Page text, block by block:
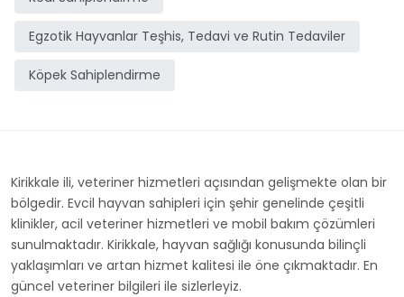
Egzotik Hayvanlar Teşhis, Tedavi ve Rutin Tedaviler
Köpek Sahiplendirme
Kirikkale ili, veteriner hizmetleri açısından gelişmekte olan bir
bölgedir. Evcil hayvan sahipleri için şehir genelinde çeşitli
klinikler, acil veteriner hizmetleri ve mobil bakım çözümleri
sunulmaktadır. Kirikkale, hayvan sağlığı konusunda bilinçli
yaklaşımları ve artan hizmet kalitesi ile öne çıkmaktadır. En
güncel veteriner bilgileri ile sizlerleyiz.